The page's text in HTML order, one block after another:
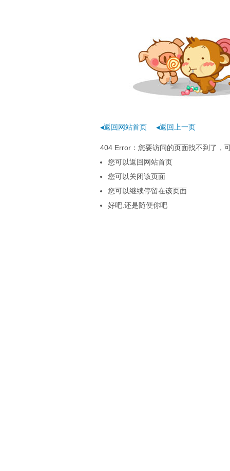
◂返回网站首页 ◂返回上一页
404 Error：您要访问的页面找不到了，
您可以返回网站首页
您可以关闭该页面
您可以继续停留在该页面
好吧.还是随便你吧